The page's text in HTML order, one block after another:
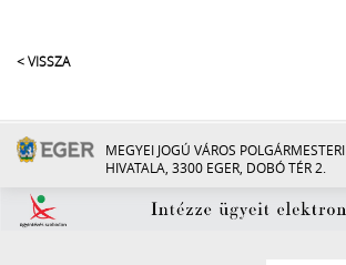
< VISSZA
MEGYEI JOGÚ VÁROS POLGÁRMESTERI
HIVATALA, 3300 EGER, DOBÓ TÉR 2.